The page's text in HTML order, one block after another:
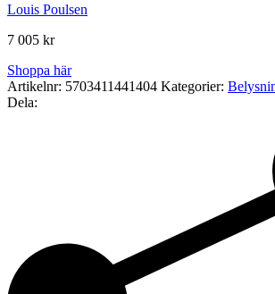
Louis Poulsen
7 005 kr
Shoppa här
Artikelnr: 5703411441404 Kategorier:
Dela: